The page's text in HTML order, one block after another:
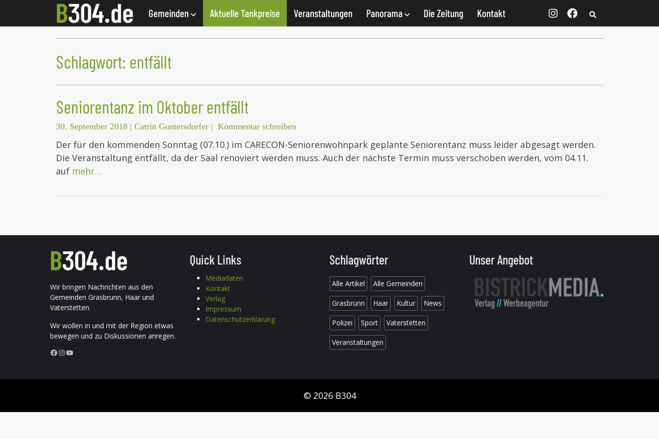
Gemeinden Aktuelle Tankpreise Veranstaltungen Panorama Die Zeitung Kontakt
Schlagwort: entfällt
Seniorentanz im Oktober entfällt
30. September 2018 | Catrin Guntersdorfer | Kommentar schreiben
Der für den kommenden Sonntag (07.10.) im CARECON-Seniorenwohnpark geplante Seniorentanz muss leider abgesagt werden.
Die Veranstaltung entfällt, da der Saal renoviert werden muss. Auch der nächste Termin muss verschoben werden, vom 04.11.
auf mehr…
Wir bringen Nachrichten aus den
Gemeinden Grasbrunn, Haar und
Vaterstetten.
Wir wollen in und mit der Region etwas
bewegen und zu Diskussionen anregen.
Facebook InstagramYouTube
Quick Links
Mediadaten
Kontakt
Verlag
Impressum
Datenschutzerklärung
Schlagwörter
Alle Artikel Alle Gemeinden
Grasbrunn Haar Kultur News
Polizei Sport Vaterstetten
Veranstaltungen
Unser Angebot
© 2026 B304